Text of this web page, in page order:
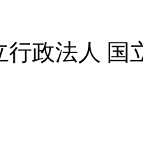
行政法人 国